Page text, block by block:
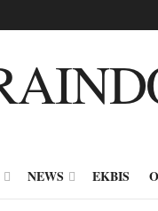
NEWS EKBIS